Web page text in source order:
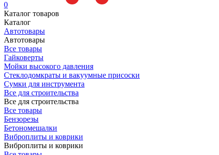
0
Каталог товаров
Каталог
Автотовары
Автотовары
Все товары
Гайковерты
Мойки высокого давления
Стеклодомкраты и вакуумные присоски
Сумки для инструмента
Все для строительства
Все для строительства
Все товары
Бензорезы
Бетономешалки
Виброплиты и коврики
Виброплиты и коврики